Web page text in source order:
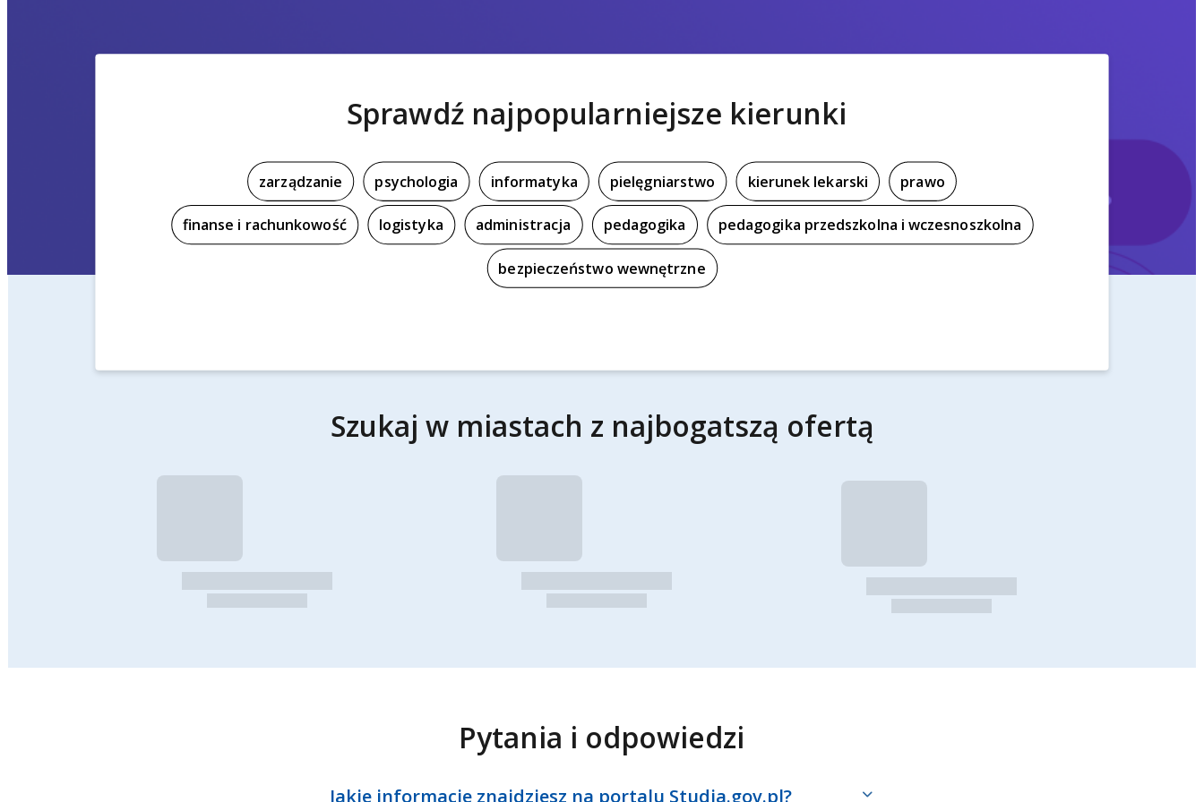
Sprawdź najpopularniejsze kierunki
zarządzanie psychologia informatyka pielęgniarstwo kierunek lekarski prawo
finanse i rachunkowość logistyka administracja pedagogika pedagogika przedszkolna i wczesnoszkolna
bezpieczeństwo wewnętrzne
Szukaj w miastach z najbogatszą ofertą
Pytania i odpowiedzi
Jakie informacje znajdziesz na portalu Studia.gov.pl?